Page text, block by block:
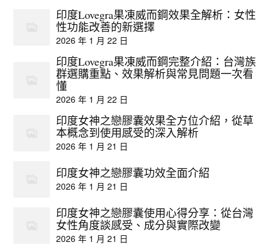
印度Lovegra果凍威而鋼效果全解析：女性
性功能改善的新選擇
2026 年 1 月 22 日
印度Lovegra果凍威而鋼完整介紹：台灣族
群選購重點、效果解析與常見問題一次看
懂
2026 年 1 月 22 日
印度女神之戀膠囊效果全方位介紹，從草
本概念到使用感受的深入解析
2026 年 1 月 21 日
印度女神之戀膠囊功效全面介紹
2026 年 1 月 21 日
印度女神之戀膠囊使用心得分享：從台灣
女性角度談感受、成分與實際改變
2026 年 1 月 21 日